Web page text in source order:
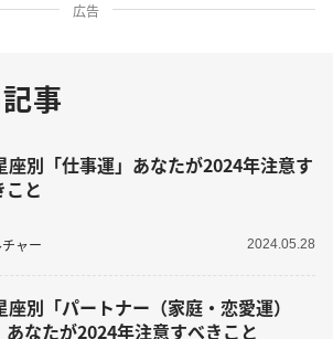
広告
事
座別「仕事運」あなたが2024年注意す
こと
ャー 2024.05.28
座別「パートナー（家庭・恋愛運）
あなたが2024年注意すべきこと